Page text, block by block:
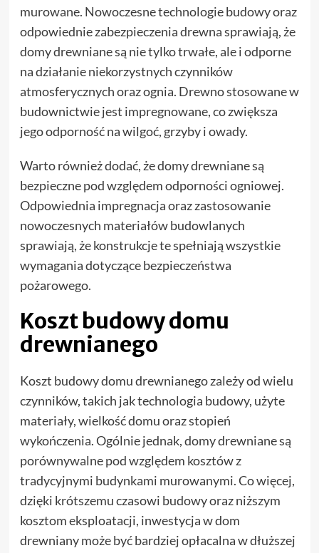
murowane. Nowoczesne technologie budowy oraz
odpowiednie zabezpieczenia drewna sprawiają, że
domy drewniane są nie tylko trwałe, ale i odporne
na działanie niekorzystnych czynników
atmosferycznych oraz ognia. Drewno stosowane w
budownictwie jest impregnowane, co zwiększa
jego odporność na wilgoć, grzyby i owady.
Warto również dodać, że domy drewniane są
bezpieczne pod względem odporności ogniowej.
Odpowiednia impregnacja oraz zastosowanie
nowoczesnych materiałów budowlanych
sprawiają, że konstrukcje te spełniają wszystkie
wymagania dotyczące bezpieczeństwa
pożarowego.
Koszt budowy domu
drewnianego
Koszt budowy domu drewnianego zależy od wielu
czynników, takich jak technologia budowy, użyte
materiały, wielkość domu oraz stopień
wykończenia. Ogólnie jednak, domy drewniane są
porównywalne pod względem kosztów z
tradycyjnymi budynkami murowanymi. Co więcej,
dzięki krótszemu czasowi budowy oraz niższym
kosztom eksploatacji, inwestycja w dom
drewniany może być bardziej opłacalna w dłuższej